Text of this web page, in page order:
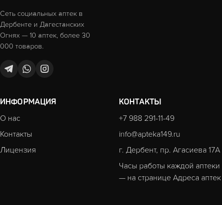
Сеть социальных аптек в
Дербенте и Дагестанских
Огнях — 10 аптек, более 30
000 товаров.
ИНФОРМАЦИЯ
О нас
Контакты
Лицензия
КОНТАКТЫ
+7 988 291-11-49
info@apteka149.ru
г. Дербент, пр. Агасиева 17А
Часы работы каждой аптеки
— на странице Адреса аптек